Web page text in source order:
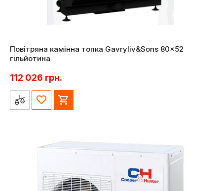
Повітряна камінна топка Gavryliv&Sons 80×52
гільйотина
112 026 грн.